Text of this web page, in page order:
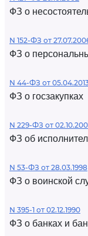
ФЗ о
N 152-ФЗ от
ФЗ о
N 44-ФЗ от
ФЗ о госзакупках
N 229-ФЗ от
ФЗ об
N 53-ФЗ от 28.03.1998
ФЗ о воинской
N 395-1 от 02.12.1990
ФЗ о банках и